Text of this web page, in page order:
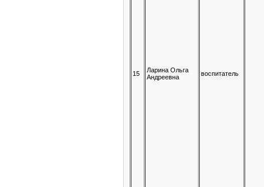
15
Ларина Ольга
Андреевна
воспитатель